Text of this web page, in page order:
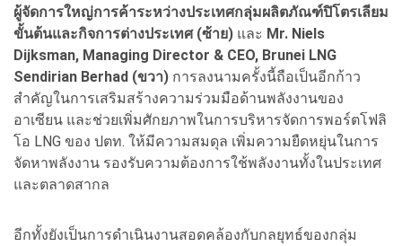
ผู้จัดการใหญ่การค้าระหว่างประเทศกลุ่มผลิตภัณฑ์ปิโตรเลียม
ขั้นต้นและกิจการต่างประเทศ (ซ้าย) และ Mr. Niels
Dijksman, Managing Director & CEO, Brunei LNG
Sendirian Berhad (ขวา) การลงนามครั้งนี้ถือเป็นอีกก้าว
สำคัญในการเสริมสร้างความร่วมมือด้านพลังงานของ
อาเซียน และช่วยเพิ่มศักยภาพในการบริหารจัดการพอร์ตโฟลิ
โอ LNG ของ ปตท. ให้มีความสมดุล เพิ่มความยืดหยุ่นในการ
จัดหาพลังงาน รองรับความต้องการใช้พลังงานทั้งในประเทศ
และตลาดสากล
อีกทั้งยังเป็นการดำเนินงานสอดคล้องกับกลยุทธ์ของกลุ่ม